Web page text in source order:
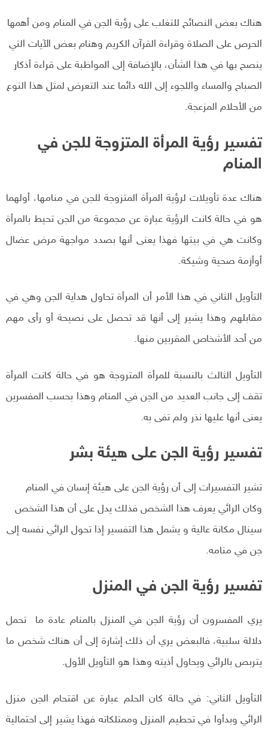
هناك بعض النصائح للتغلب على رؤية الجن في المنام ومن أهمها
الحرص على الصلاة وقراءة القرآن الكريم وهنام بعض الآيات التي
ينصح بها في هذا الشأن، بالإضافة إلى المواظبة على قراءة أذكار
الصباح والمساء واللجوء إلى الله دائما عند التعرض لمثل هذا النوع
من الأحلام المزعجة.
تفسير رؤية المرأة المتزوجة للجن في
المنام
هناك عدة تأويلات لرؤية المرأة المتزوجة للجن في منامها، أولهما
هو في حالة كانت الرؤية عبارة عن مجموعة من الجن تحيط بالمرأة
وكانت هي في بيتها فهذا يعنى أنها بصدد مواجهة مرض عضال
أوأزمة صحية وشيكة.
التأويل الثاني في هذا الأمر أن المرأة تحاول هداية الجن وهي في
مقابلهم وهذا يشير إلى أنها قد تحصل على نصيحة أو رأى مهم
من أحد الأشخاص المقربين منها.
التأويل الثالث بالنسبة للمرأة المتروجة هو في حالة كانت المرأة
تقف إلى جانب العديد من الجن في المنام وهذا بحسب المفسرين
يعنى أنها عليها نذر ولم تفى به.
تفسير رؤية الجن على هيئة بشر
تشير التفسيرات إلى أن رؤية الجن على هيئة إنسان في المنام
وكان الرائي يعرف هذا الشخص فذلك يدل على أن هذا الشخص
سينال مكانة عالية و يشمل هذا التفسير إذا تحول الرائي نفسه إلى
جن في منامه.
تفسير رؤية الجن في المنزل
يري المفسرون أن رؤية الجن في المنزل بالمنام عادة ما تحمل
دلالة سلبية، فالبعض يري أن ذلك إشارة إلى أن هناك شخص ما
يتربص بالرائي ويحاول أذيته وهذا هو التأويل الأول.
التأويل الثاني: في حالة كان الحلم عبارة عن اقتحام الجن منزل
الرائي وبدأوا في تحطيم المنزل وممتلكاته فهذا يشير إلى احتمالية